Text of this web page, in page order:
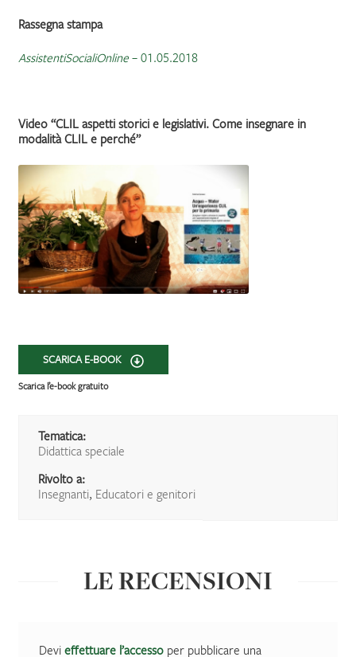
Rassegna stampa
AssistentiSocialiOnline– 01.05.2018
Video “CLIL aspetti storici e legislativi. Come insegnare in
modalità CLIL e perché”
SCARICA E-BOOK
Scarica l’e-book gratuito
Tematica:
Didattica speciale
Rivolto a:
Insegnanti, Educatori e genitori
LE RECENSIONI
Devi effettuare l’accessoper pubblicare una